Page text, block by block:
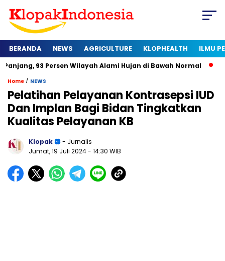
BERANDA NEWS AGRICULTURE KLOPHEALTH ILMU
Wilayah Alami Hujan di Bawah Normal Kapan
Home / NEWS
Pelatihan Pelayanan Kontrasepsi IUD
Dan Implan Bagi Bidan Tingkatkan
Kualitas Pelayanan KB
Klopak
- Jurnalis
Jumat, 19 Juli 2024- 14:30 WIB